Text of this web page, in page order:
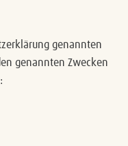
genannten
genannten Zwecken